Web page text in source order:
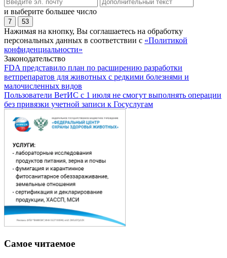
и выберите большее число
7 53
Нажимая на кнопку, Вы соглашаетесь на обработку
персональных данных в соответствии с «Политикой
конфиденциальности»
Законодательство
FDA представило план по расширению разработки
ветпрепаратов для животных с редкими болезнями и
малочисленных видов
Пользователи ВетИС с 1 июля не смогут выполнять операции
без привязки учетной записи к Госуслугам
Самое читаемое